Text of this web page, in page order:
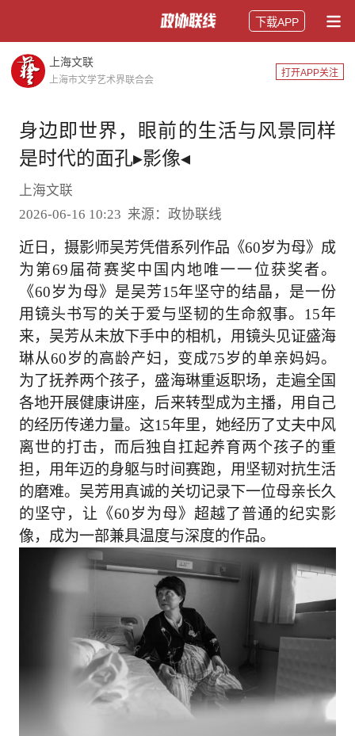
下载APP
上海文联
上海市文学艺术界联合会
打开APP关注
身边即世界，眼前的生活与风景同样
是时代的面孔▸影像◂
上海文联
2026-06-16 10:23 来源：政协联线
近日，摄影师吴芳凭借系列作品《60岁为母》成
为第69届荷赛奖中国内地唯一一位获奖者。
《60岁为母》是吴芳15年坚守的结晶，是一份
用镜头书写的关于爱与坚韧的生命叙事。15年
来，吴芳从未放下手中的相机，用镜头见证盛海
琳从60岁的高龄产妇，变成75岁的单亲妈妈。
为了抚养两个孩子，盛海琳重返职场，走遍全国
各地开展健康讲座，后来转型成为主播，用自己
的经历传递力量。这15年里，她经历了丈夫中风
离世的打击，而后独自扛起养育两个孩子的重
担，用年迈的身躯与时间赛跑，用坚韧对抗生活
的磨难。吴芳用真诚的关切记录下一位母亲长久
的坚守，让《60岁为母》超越了普通的纪实影
像，成为一部兼具温度与深度的作品。